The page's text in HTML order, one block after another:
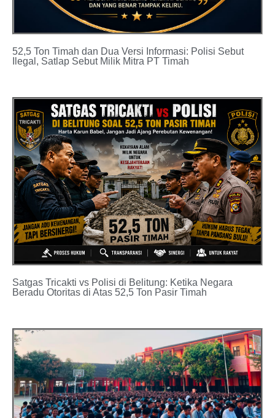
52,5 Ton Timah dan Dua Versi Informasi: Polisi Sebut
Ilegal, Satlap Sebut Milik Mitra PT Timah
Satgas Tricakti vs Polisi di Belitung: Ketika Negara
Beradu Otoritas di Atas 52,5 Ton Pasir Timah